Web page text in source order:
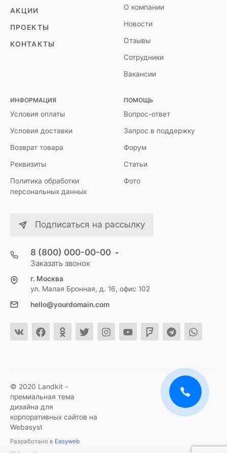
АКЦИИ
ПРОЕКТЫ
КОНТАКТЫ
О компании
Новости
Отзывы
Сотрудники
Вакансии
ИНФОРМАЦИЯ
Условия оплаты
Условия доставки
Возврат товара
Реквизиты
Политика обработки
персональных данных
ПОМОЩЬ
Вопрос-ответ
Запрос в поддержку
Форум
Статьи
Фото
Подписаться на рассылку
8 (800) 000-00-00
Заказать звонок
г. Москва
ул. Малая Бронная, д. 16, офис 102
hello@yourdomain.com
© 2020 Landkit -
премиальная тема
дизайна для
корпоративных сайтов на
Webasyst
Разработано в Easyweb